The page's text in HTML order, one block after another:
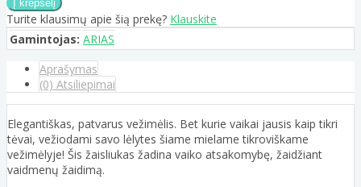
Turite klausimų apie šią prekę? Klauskite
Gamintojas: ARIAS
Aprašymas
(0) Atsiliepimai
Elegantiškas, patvarus vežimėlis. Bet kurie vaikai jausis kaip tikri
tėvai, vežiodami savo lėlytes šiame mielame tikroviškame
vežimėlyje! Šis žaisliukas žadina vaiko atsakomybę, žaidžiant
vaidmenų žaidimą.